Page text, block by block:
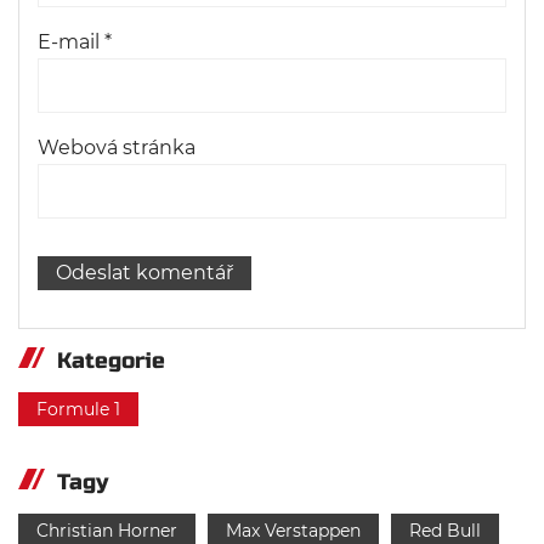
E-mail *
Webová stránka
Kategorie
Formule 1
Tagy
Christian Horner Max Verstappen Red Bull